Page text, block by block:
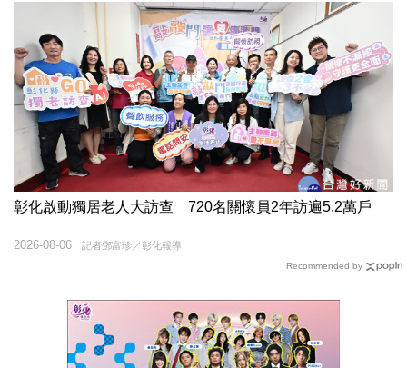
彰化啟動獨居老人大訪查 720名關懷員2年訪遍5.2萬戶
記者鄧富珍／彰化報導
2026-08-06
Recommended by